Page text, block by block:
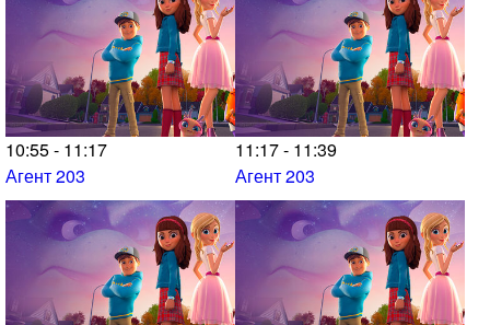
10:55 - 11:17
Агент 203
11:17 - 11:39
Агент 203